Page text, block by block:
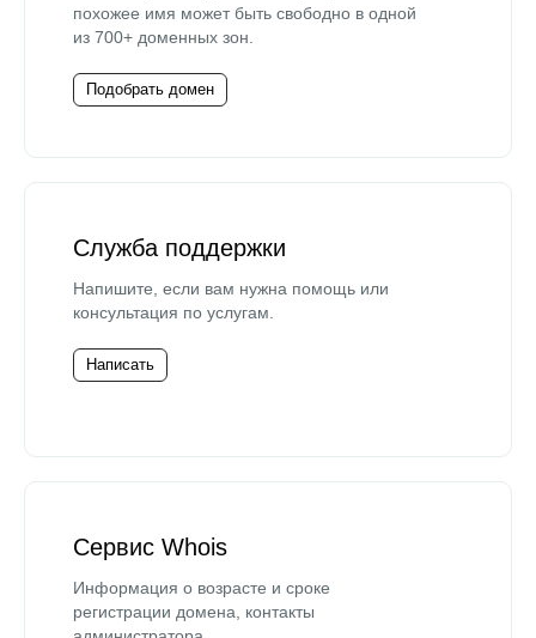
похожее имя может быть свободно в одной
из 700+ доменных зон.
Подобрать домен
Служба поддержки
Напишите, если вам нужна помощь или
консультация по услугам.
Написать
Сервис Whois
Информация о возрасте и сроке
регистрации домена, контакты